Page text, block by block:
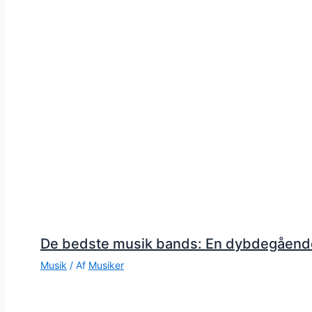
De bedste musik bands: En
Musik / Af Musiker